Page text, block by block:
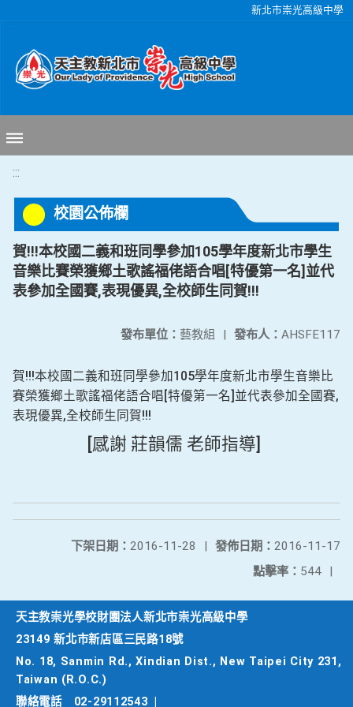
新北市崇光高級中學
:::
校園公佈欄
賀!!!本校國二義和班同學參加105學年度新北市學生
音樂比賽榮獲鄉土歌謠福佬語合唱[特優第一名]並代
表參加全國賽,表現優異,全校師生同賀!!!
發布人： AHSFE117
發布單位： 藝教組 |
賀!!!本校國二義和班同學參加105學年度新北市學生音樂比
賽榮獲鄉土歌謠福佬語合唱[特優第一名]並代表參加全國賽,
表現優異,全校師生同賀!!!
[感謝 莊韻儒 老師指導]
發佈日期： 2016-11-17
下架日期： 2016-11-28
|
點擊率： 544 |
天主教崇光學校財團法人新北市崇光高級中學
23149 新北市新店區三民路18號
No. 18, Sanmin Rd., Xindian Dist., New Taipei City 231,
Taiwan (R.O.C.)
聯絡電話
02-29112543